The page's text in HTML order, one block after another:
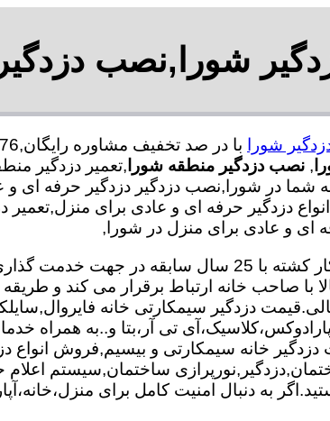
شورا,نصب
شورا
, نصب دزدگیر منطقه شورا ,تعمیر دزدگیر
در شورا,نصب دزدگیر دزدگیر حرفه ای و
دزدگیر حرفه ای و عادی برای
ای و عادی برای منزل در شورا,
تعمیر و نصب دزدگیر تیم ما با بهره گیری از متخصصان
با صاحب خانه ارتباط برقرار می کند و
دزدگیر سیمکارتی خانه
تی آر،بتا و..به همراه
دزدگیر خانه سیمکارتی و بیسیم,فروش
ساختمان,سیستم
به دنبال امنیت کامل برای